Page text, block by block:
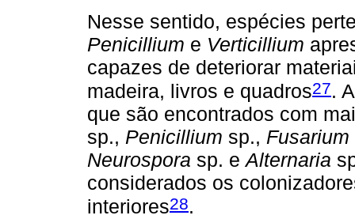
Nesse sentido, espécies
Penicillium e Verticillium
capazes de deteriorar
madeira, livros e quadros27.
que são encontrados com
sp., Penicillium sp., Fusarium
Neurospora sp. eAlternaria
considerados os
interiores28.